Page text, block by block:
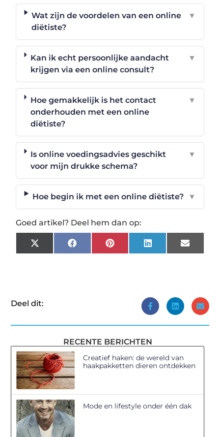
Wat zijn de voordelen van een online
diëtiste?
▼
Kan ik echt persoonlijke aandacht
krijgen via een online consult?
▼
Hoe gemakkelijk is het contact
onderhouden met een online
diëtiste?
▼
Is online voedingsadvies geschikt
voor mijn drukke schema?
▼
Hoe begin ik met een online diëtiste? ▼
Goed artikel? Deel hem dan op:
X
(Twitter)
FacebookPinterestLinkedInEmail
Deel dit:
RECENTE BERICHTEN
Creatief haken: de wereld van
haakpakketten dieren ontdekken
Mode en lifestyle onder één dak